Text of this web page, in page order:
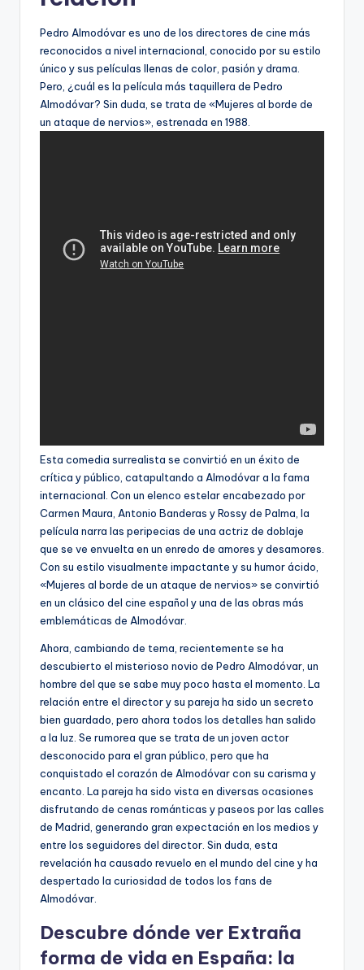
Pedro Almodóvar es uno de los directores de cine más
reconocidos a nivel internacional, conocido por su estilo
único y sus películas llenas de color, pasión y drama.
Pero, ¿cuál es la película más taquillera de Pedro
Almodóvar? Sin duda, se trata de «Mujeres al borde de
un ataque de nervios», estrenada en 1988.
Esta comedia surrealista se convirtió en un éxito de
crítica y público, catapultando a Almodóvar a la fama
internacional. Con un elenco estelar encabezado por
Carmen Maura, Antonio Banderas y Rossy de Palma, la
película narra las peripecias de una actriz de doblaje
que se ve envuelta en un enredo de amores y desamores.
Con su estilo visualmente impactante y su humor ácido,
«Mujeres al borde de un ataque de nervios» se convirtió
en un clásico del cine español y una de las obras más
emblemáticas de Almodóvar.
Ahora, cambiando de tema, recientemente se ha
descubierto el misterioso novio de Pedro Almodóvar, un
hombre del que se sabe muy poco hasta el momento. La
relación entre el director y su pareja ha sido un secreto
bien guardado, pero ahora todos los detalles han salido
a la luz. Se rumorea que se trata de un joven actor
desconocido para el gran público, pero que ha
conquistado el corazón de Almodóvar con su carisma y
encanto. La pareja ha sido vista en diversas ocasiones
disfrutando de cenas románticas y paseos por las calles
de Madrid, generando gran expectación en los medios y
entre los seguidores del director. Sin duda, esta
revelación ha causado revuelo en el mundo del cine y ha
despertado la curiosidad de todos los fans de
Almodóvar.
Descubre dónde ver Extraña
forma de vida en España: la